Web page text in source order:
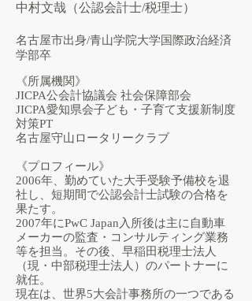
中村文哉（公認会計士/税理士）
名古屋市出身/青山学院大学国際政治経済
学部卒
《所属機関》
JICPA公会計協議会 社会保障部会
JICPA愛知県会子ども・子育て支援新制度
対策PT
名古屋守山ロータリークラブ
《プロフィール》
2006年、勤めていた大手受験予備校を退
社し、短期間で公認会計士試験の合格を
果たす。
2007年にPwC Japan入所後は主に自動車
メーカーの監査・コンサルティング業務
等を担当。その後、早稲田税理士法人
（現・中部税理士法人）のパートナーに
就任。
現在は、世界5大会計事務所の一つである